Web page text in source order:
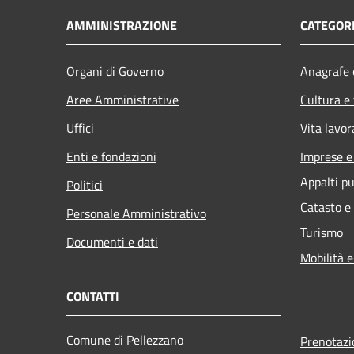
AMMINISTRAZIONE
Organi di Governo
Aree Amministrative
Uffici
Enti e fondazioni
Politici
Personale Amministrativo
Documenti e dati
Cultura
Vita
Imprese
Appalti
Catasto
Turismo
Mobilità
CONTATTI
Comune di Pellezzano